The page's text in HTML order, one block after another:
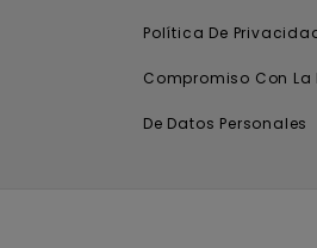
Política De
Compromiso Con La
De Datos Personales